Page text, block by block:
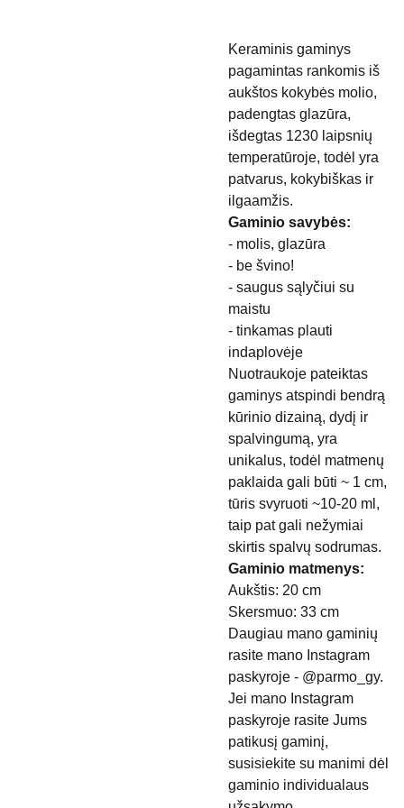
Keraminis gaminys
pagamintas rankomis iš
aukštos kokybės molio,
padengtas glazūra,
išdegtas 1230 laipsnių
temperatūroje, todėl yra
patvarus, kokybiškas ir
ilgaamžis.
Gaminio savybės:
- molis, glazūra
- be švino!
- saugus sąlyčiui su
maistu
- tinkamas plauti
indaplovėje
Nuotraukoje pateiktas
gaminys atspindi bendrą
kūrinio dizainą, dydį ir
spalvingumą, yra
unikalus, todėl matmenų
paklaida gali būti ~ 1 cm,
tūris svyruoti ~10-20 ml,
taip pat gali nežymiai
skirtis spalvų sodrumas.
Gaminio matmenys:
Aukštis: 20 cm
Skersmuo: 33 cm
Daugiau mano gaminių
rasite mano Instagram
paskyroje - @parmo_gy.
Jei mano Instagram
paskyroje rasite Jums
patikusį gaminį,
susisiekite su manimi dėl
gaminio individualaus